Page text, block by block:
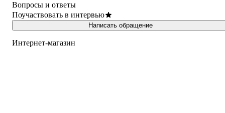
Вопросы и ответы
Поучаствовать в интервью
Написать обращение
Интернет-магазин